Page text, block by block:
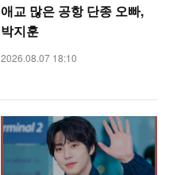
애교 많은 공항 단종 오빠,
박지훈
2026.08.07 18:10